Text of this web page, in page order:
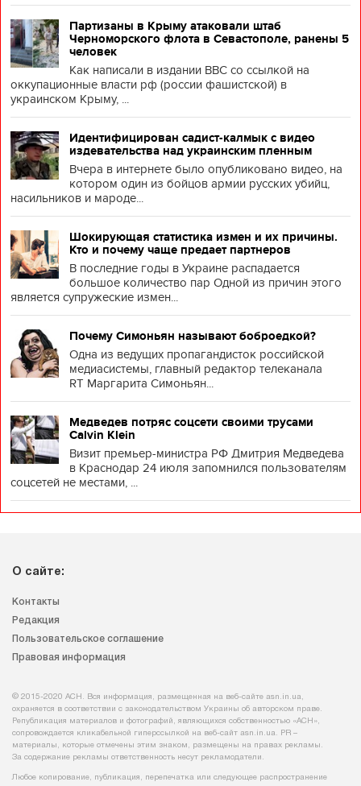
Партизаны в Крыму атаковали штаб
Черноморского флота в Севастополе, ранены 5
человек
Как написали в издании BBC со ссылкой на
оккупационные власти рф (россии фашистской) в
украинском Крыму, ...
Идентифицирован садист-калмык с видео
издевательства над украинским пленным
Вчера в интернете было опубликовано видео, на
котором один из бойцов армии русских убийц,
насильников и мароде...
Шокирующая статистика измен и их причины.
Кто и почему чаще предает партнеров
В последние годы в Украине распадается
большое количество пар Одной из причин этого
является супружеские измен...
Почему Симоньян называют боброедкой?
Одна из ведущих пропагандисток российской
медиасистемы, главный редактор телеканала
RT Маргарита Симоньян...
Медведев потряс соцсети своими трусами
Calvin Klein
Визит премьер-министра РФ Дмитрия Медведева
в Краснодар 24 июля запомнился пользователям
соцсетей не местами, ...
О сайте:
Контакты
Редакция
Пользовательское соглашение
Правовая информация
© 2015-2020 АСН. Вся информация, размещенная на веб-сайте asn.in.ua,
охраняется в соответствии с законодательством Украины об авторском праве.
Републикация материалов и фотографий, являющихся собственностью «АСН»,
сопровождается кликабельной гиперссылкой на веб-сайт asn.іn.ua. PR –
материалы, которые отмечены этим знаком, размещены на правах рекламы.
За содержание рекламы ответственность несут рекламодатели.
Любое копирование, публикация, перепечатка или следующее распространение